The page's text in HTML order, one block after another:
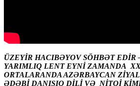
ÜZEYİR HACIBƏYOV SÖHBƏT EDİR
YARIMLIQ LENT EYNİ ZAMANDA
ORTALARANDA AZƏRBAYCAN
ƏDƏBİ DANIŞIQ DİLİ VƏ NİTQİ